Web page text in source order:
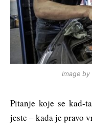
Image by
Pitanje koje se kad-
jeste – kada je pravo